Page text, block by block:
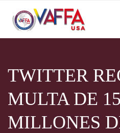
TWITTER
MULTA DE
MILLONES